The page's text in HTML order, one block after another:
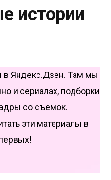
истории
в Яндекс.Дзен. Там мы
и сериалах, подборки
со съемок.
эти материалы в